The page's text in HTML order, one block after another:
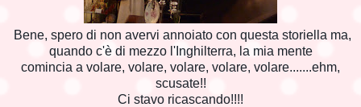
Bene, spero di non avervi annoiato con questa storiella ma,
quando c'è di mezzo l'Inghilterra, la mia mente
comincia a volare, volare, volare, volare, volare.......ehm,
scusate!!
Ci stavo ricascando!!!!